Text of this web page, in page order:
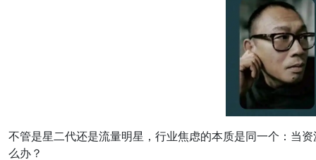
不管是星二代还是流量明星，行业焦虑的本质是同一个：当
么办？